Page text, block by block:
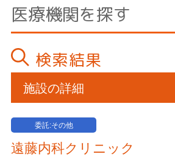
医療機関を探す
検索結果
施設の詳細
委託:その他
遠藤内科クリニック